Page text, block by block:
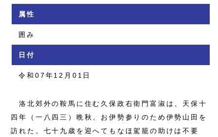
属性
囲み
日付
令和07年12月01日
洛北郊外の鞍馬に住む久保政右衛門富淑は、天保十
四年（一八四三）晩秋、お伊勢参りのため伊勢山田を
訪れた。七十九歳を迎へてもなほ駕籠の助けは不要